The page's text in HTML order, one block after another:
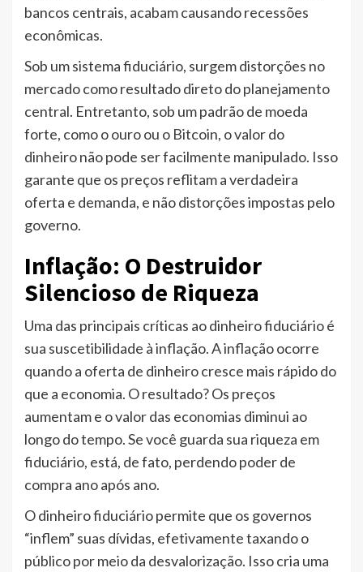
bancos centrais, acabam causando recessões
econômicas.
Sob um sistema fiduciário, surgem distorções no
mercado como resultado direto do planejamento
central. Entretanto, sob um padrão de moeda
forte, como o ouro ou o Bitcoin, o valor do
dinheiro não pode ser facilmente manipulado. Isso
garante que os preços reflitam a verdadeira
oferta e demanda, e não distorções impostas pelo
governo.
Inflação: O Destruidor
Silencioso de Riqueza
Uma das principais críticas ao dinheiro fiduciário é
sua suscetibilidade à inflação. A inflação ocorre
quando a oferta de dinheiro cresce mais rápido do
que a economia. O resultado? Os preços
aumentam e o valor das economias diminui ao
longo do tempo. Se você guarda sua riqueza em
fiduciário, está, de fato, perdendo poder de
compra ano após ano.
O dinheiro fiduciário permite que os governos
“inflem” suas dívidas, efetivamente taxando o
público por meio da desvalorização. Isso cria uma